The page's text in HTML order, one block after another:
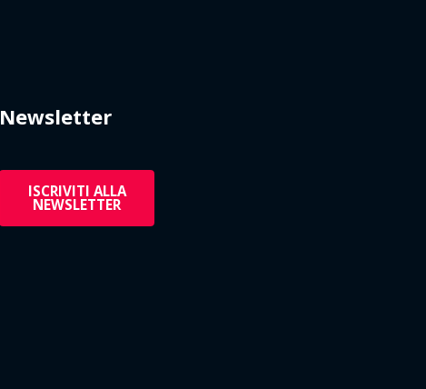
Newsletter
ISCRIVITI ALLA
NEWSLETTER